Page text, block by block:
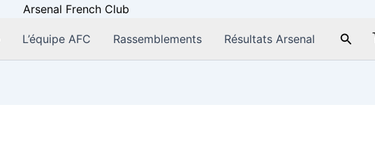
L’équipe AFC Rassemblements Résultats Arsenal